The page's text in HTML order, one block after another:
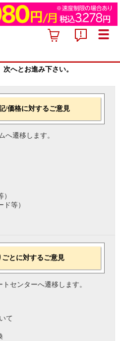
へとお進み下さい。
/価格に対するご意見
へ遷移します。
ド等）
とに対するご意見
センターへ遷移します。
て